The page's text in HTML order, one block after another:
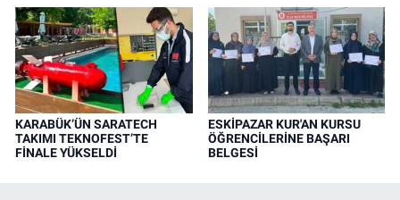
KARABÜK’ÜN SARATECH
TAKIMI TEKNOFEST’TE
FİNALE YÜKSELDİ
ESKİPAZAR KUR'AN KURSU
ÖĞRENCİLERİNE BAŞARI
BELGESİ